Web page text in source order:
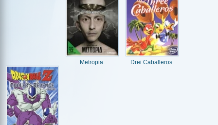
Metropia Drei Caballeros